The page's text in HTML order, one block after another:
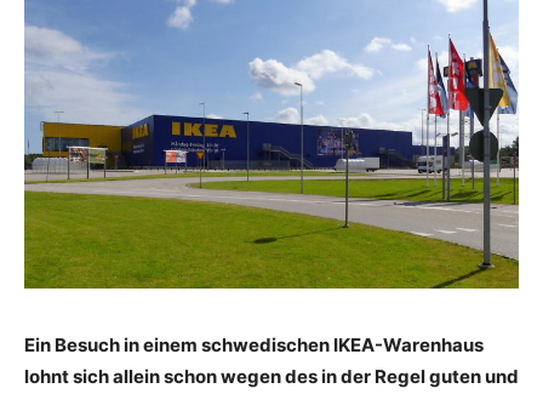
Ein Besuch in einem schwedischen IKEA-Warenhaus
lohnt sich allein schon wegen des in der Regel guten und